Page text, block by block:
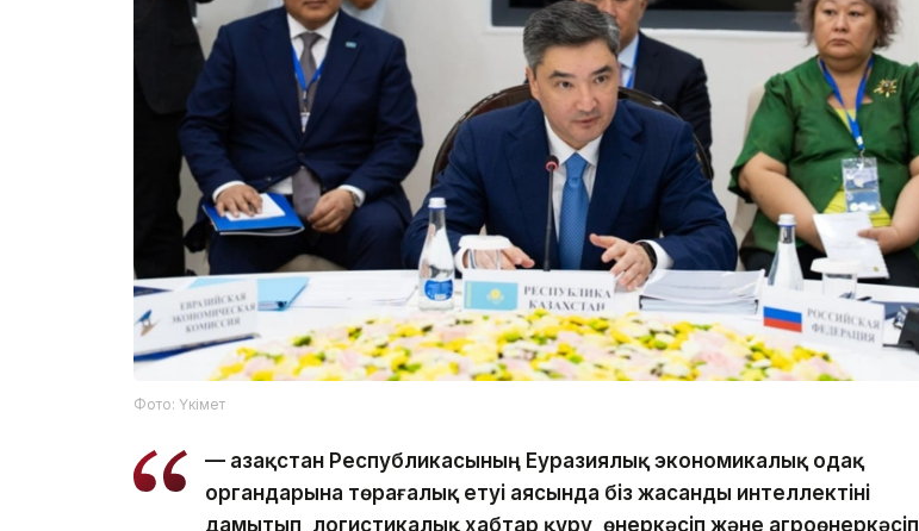
Фото: Үкімет
— Қазақстан Республикасының Еуразиялық экономикалық одақ
органдарына төрағалық етуі аясында біз жасанды интеллектіні
дамытып, логистикалық хабтар құру, өнеркәсіп және агроөнеркәсіп